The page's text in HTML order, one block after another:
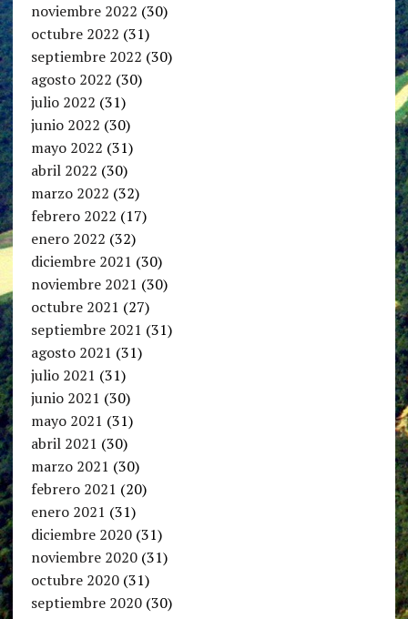
noviembre 2022 (30)
octubre 2022 (31)
septiembre 2022 (30)
agosto 2022 (30)
julio 2022 (31)
junio 2022 (30)
mayo 2022 (31)
abril 2022 (30)
marzo 2022 (32)
febrero 2022 (17)
enero 2022 (32)
diciembre 2021 (30)
noviembre 2021 (30)
octubre 2021 (27)
septiembre 2021 (31)
agosto 2021 (31)
julio 2021 (31)
junio 2021 (30)
mayo 2021 (31)
abril 2021 (30)
marzo 2021 (30)
febrero 2021 (20)
enero 2021 (31)
diciembre 2020(31)
noviembre 2020(31)
octubre 2020(31)
septiembre 2020(30)